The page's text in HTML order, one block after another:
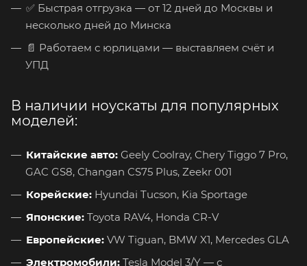
✅ Быстрая отгрузка — от 12 дней до Москвы и
несколько дней до Минска
📄 Работаем с юрлицами — выставляем счёт и
УПД
В наличии ноускаты для популярных
моделей:
Китайские авто: Geely Coolray, Chery Tiggo 7 Pro,
GAC GS8, Changan CS75 Plus, Zeekr 001
Корейские: Hyundai Tucson, Kia Sportage
Японские: Toyota RAV4, Honda CR-V
Европейские: VW Tiguan, BMW X1, Mercedes GLA
Электромобили: Tesla Model 3/Y — с